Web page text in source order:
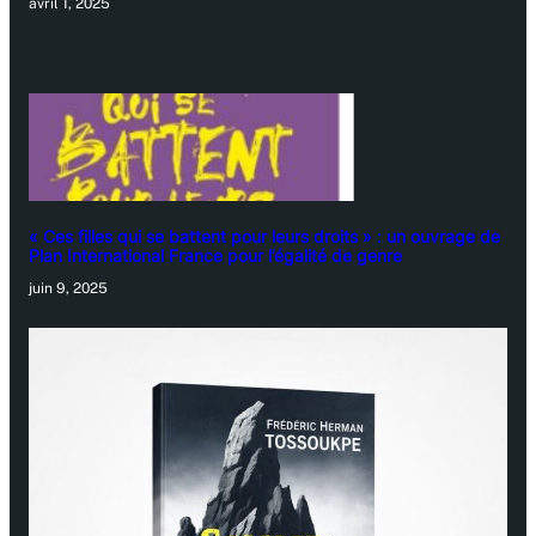
avril 1, 2025
« Ces filles qui se battent pour leurs droits » : un ouvrage de
Plan International France pour l’égalité de genre
juin 9, 2025